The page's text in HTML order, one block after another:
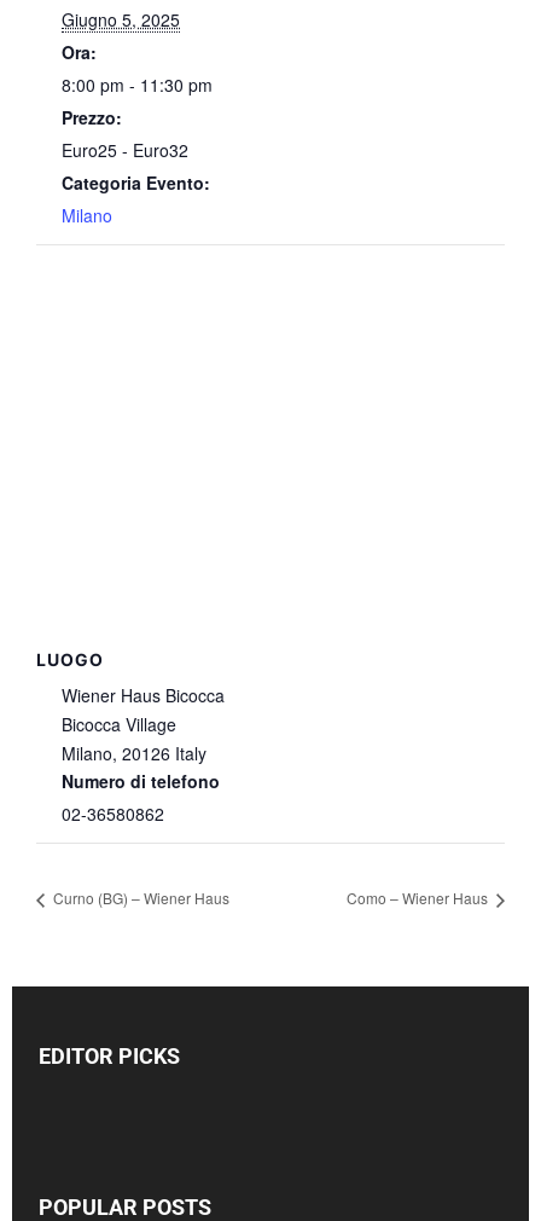
Giugno 5, 2025
Ora:
8:00 pm - 11:30 pm
Prezzo:
Euro25 - Euro32
Categoria Evento:
Milano
LUOGO
Wiener Haus Bicocca
Bicocca Village
Milano, 20126 Italy
Numero di telefono
02-36580862
Curno (BG) – Wiener Haus Como – Wiener Haus
EDITOR PICKS
POPULAR POSTS